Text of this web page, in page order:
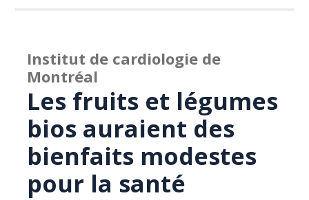
Institut de cardiologie de
Montréal
Les fruits et légumes
bios auraient des
bienfaits modestes
pour la santé